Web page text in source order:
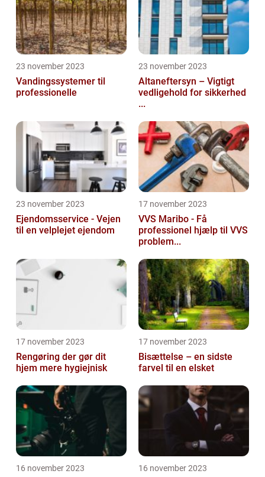
23 november 2023
Vandingssystemer til
professionelle
23 november 2023
Altaneftersyn – Vigtigt
vedligehold for sikkerhed
...
23 november 2023
Ejendomsservice - Vejen
til en velplejet ejendom
17 november 2023
VVS Maribo - Få
professionel hjælp til VVS
problem...
17 november 2023
Rengøring der gør dit
hjem mere hygiejnisk
17 november 2023
Bisættelse – en sidste
farvel til en elsket
16 november 2023 16 november 2023